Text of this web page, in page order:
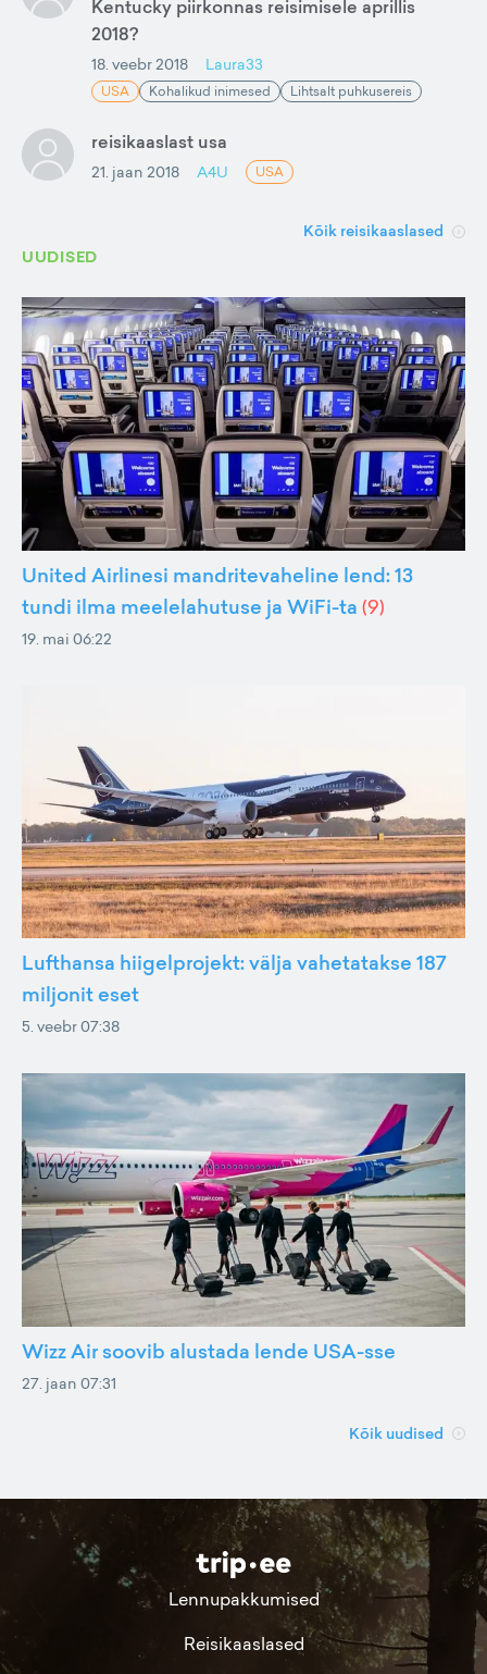
Kentucky piirkonnas reisimisele aprillis
2018?
18. veebr 2018 Laura33
USA Kohalikud inimesed Lihtsalt puhkusereis
reisikaaslast usa
21. jaan 2018 A4U USA
Kõik reisikaaslased
UUDISED
United Airlinesi mandritevaheline lend: 13
tundi ilma meelelahutuse ja WiFi-ta (9)
19. mai 06:22
Lufthansa hiigelprojekt: välja vahetatakse 187
miljonit eset
5. veebr 07:38
Wizz Air soovib alustada lende USA-sse
27. jaan 07:31
Kõik uudised
Lennupakkumised
Reisikaaslased